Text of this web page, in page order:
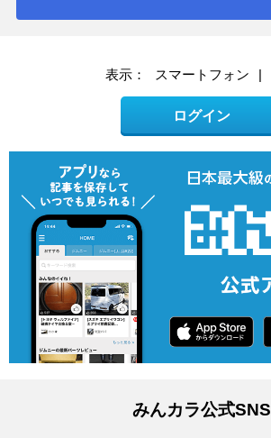
表示： スマートフォン |
ログイン
みんカラ公式SNS